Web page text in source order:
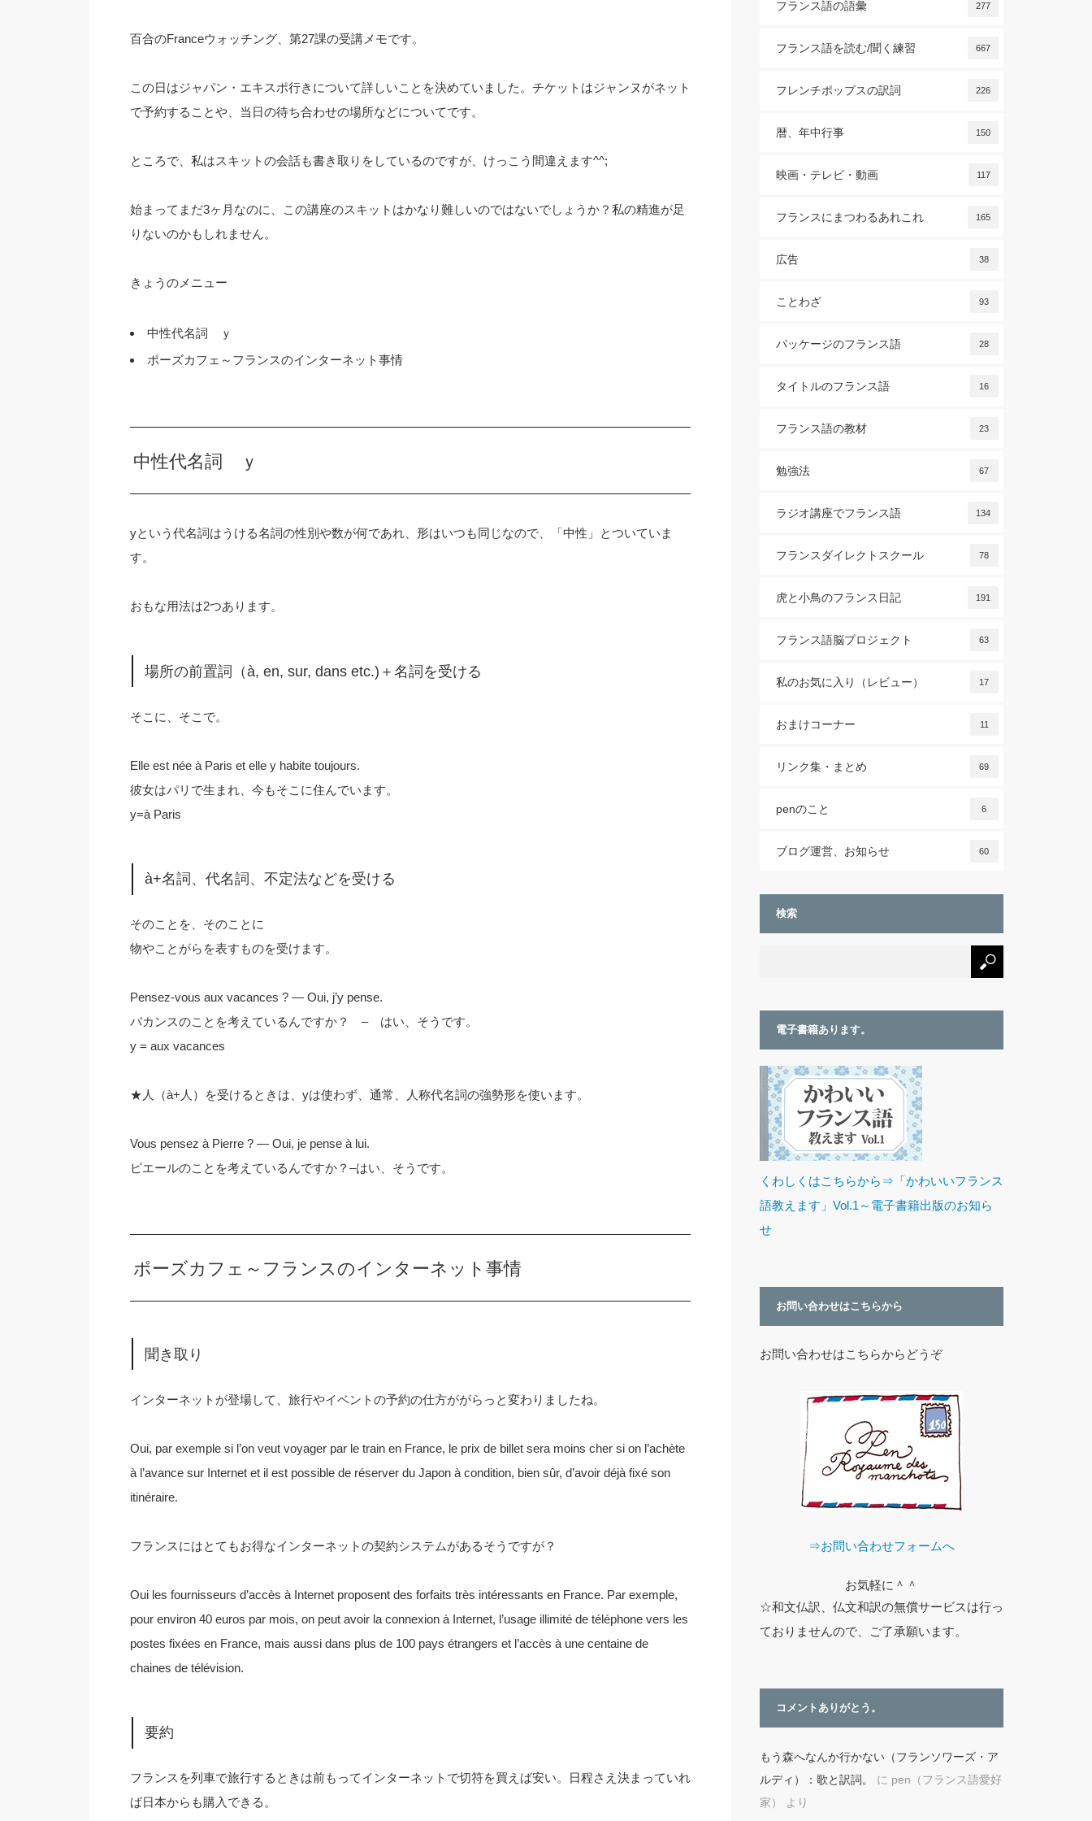
百合のFranceウォッチング、第27課の受講メモです。
この日はジャパン・エキスポ行きについて詳しいことを決めていました。チケットはジャンヌがネット
で予約することや、当日の待ち合わせの場所などについてです。
ところで、私はスキットの会話も書き取りをしているのですが、けっこう間違えます^^;
始まってまだ3ヶ月なのに、この講座のスキットはかなり難しいのではないでしょうか？私の精進が足
りないのかもしれません。
きょうのメニュー
中性代名詞 ｙ
ポーズカフェ～フランスのインターネット事情
中性代名詞 ｙ
yという代名詞はうける名詞の性別や数が何であれ、形はいつも同じなので、「中性」とついていま
す。
おもな用法は2つあります。
場所の前置詞（à, en, sur, dans etc.)＋名詞を受ける
そこに、そこで。
Elle est née à Paris et elle y habite toujours.
彼女はパリで生まれ、今もそこに住んでいます。
y=à Paris
à+名詞、代名詞、不定法などを受ける
そのことを、そのことに
物やことがらを表すものを受けます。
Pensez-vous aux vacances ? — Oui, j’y pense.
バカンスのことを考えているんですか？ – はい、そうです。
y = aux vacances
★人（à+人）を受けるときは、yは使わず、通常、人称代名詞の強勢形を使います。
Vous pensez à Pierre ? — Oui, je pense à lui.
ピエールのことを考えているんですか？–はい、そうです。
ポーズカフェ～フランスのインターネット事情
聞き取り
インターネットが登場して、旅行やイベントの予約の仕方ががらっと変わりましたね。
Oui, par exemple si l’on veut voyager par le train en France, le prix de billet sera moins cher si on l’achète
à l’avance sur Internet et il est possible de réserver du Japon à condition, bien sûr, d’avoir déjà fixé son
itinéraire.
フランスにはとてもお得なインターネットの契約システムがあるそうですが？
Oui les fournisseurs d’accès à Internet proposent des forfaits très intéressants en France. Par exemple,
pour environ 40 euros par mois, on peut avoir la connexion à Internet, l’usage illimité de téléphone vers les
postes fixées en France, mais aussi dans plus de 100 pays étrangers et l’accès à une centaine de
chaines de télévision.
要約
フランスを列車で旅行するときは前もってインターネットで切符を買えば安い。日程さえ決まっていれ
ば日本からも購入できる。
フランス語の語彙 277
フランス語を読む/聞く練習 667
フレンチポップスの訳詞 226
暦、年中行事 150
映画・テレビ・動画 117
フランスにまつわるあれこれ 165
広告 38
ことわざ 93
パッケージのフランス語 28
タイトルのフランス語 16
フランス語の教材 23
勉強法 67
ラジオ講座でフランス語 134
フランスダイレクトスクール 78
虎と小鳥のフランス日記 191
フランス語脳プロジェクト 63
私のお気に入り（レビュー） 17
おまけコーナー 11
リンク集・まとめ 69
penのこと 6
ブログ運営、お知らせ 60
検索
電子書籍あります。
くわしくはこちらから⇒「かわいいフランス
語教えます」Vol.1～電子書籍出版のお知ら
せ
お問い合わせはこちらから
お問い合わせはこちらからどうぞ
⇒お問い合わせフォームへ
お気軽に＾＾
☆和文仏訳、仏文和訳の無償サービスは行っ
ておりませんので、ご了承願います。
コメントありがとう。
もう森へなんか行かない（フランソワーズ・ア
ルディ）：歌と訳詞。
に pen（フランス語愛好
家）
より